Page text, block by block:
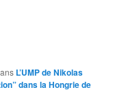
L’UMP de Nikolas
dans la Hongrie de